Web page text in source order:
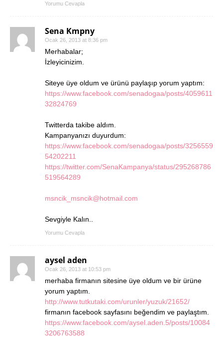
Yorumu Cevapla
Sena Kmpny
Ocak 26, 2013 at 8:36 pm
Merhabalar;
İzleyicinizim.
Siteye üye oldum ve ürünü paylaşıp yorum yaptım:
https://www.facebook.com/senadogaa/posts/4059611
32824769
Twitterda takibe aldım.
Kampanyanızı duyurdum:
https://www.facebook.com/senadogaa/posts/3256559
54202211
https://twitter.com/SenaKampanya/status/295268786
519564289
msncik_msncik@hotmail.com
Sevgiyle Kalın..
Yorumu Cevapla
aysel aden
Ocak 26, 2013 at 10:53 pm
merhaba firmanın sitesine üye oldum ve bir ürüne
yorum yaptım.
http://www.tutkutaki.com/urunler/yuzuk/21652/
firmanın facebook sayfasını beğendim ve paylaştım.
https://www.facebook.com/aysel.aden.5/posts/10084
3206763588